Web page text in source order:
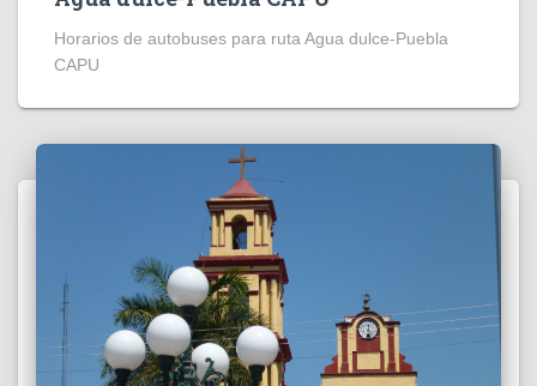
Horarios de autobuses para ruta Agua dulce-Puebla
CAPU